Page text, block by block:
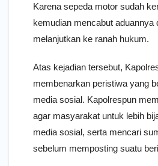
Karena sepeda motor sudah
kemudian mencabut aduannya
melanjutkan ke ranah hukum.
Atas kejadian tersebut,
membenarkan peristiwa yang
media sosial. Kapolrespun
agar masyarakat untuk lebih
media sosial, serta mencari
sebelum memposting suatu